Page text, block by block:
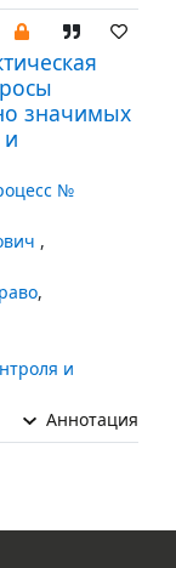
значимых
№
,
,
и
Аннотация